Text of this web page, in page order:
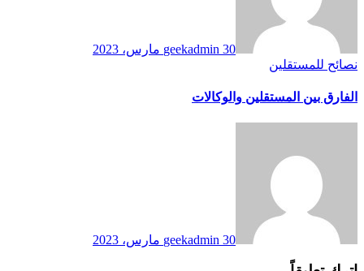
geekadmin 30 مارس، 2023
نصائح للمستقلين
الفارق بين المستقلين والوكالات
geekadmin 30 مارس، 2023